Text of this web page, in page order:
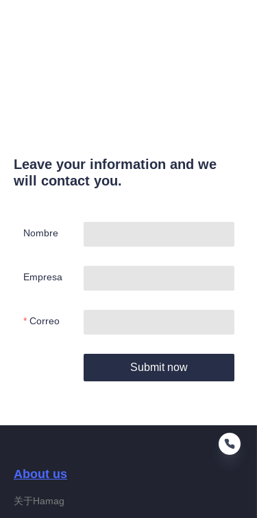
Leave your information and we
will contact you.
Nombre
Empresa
Correo
Submit now
About us
关于Hamag